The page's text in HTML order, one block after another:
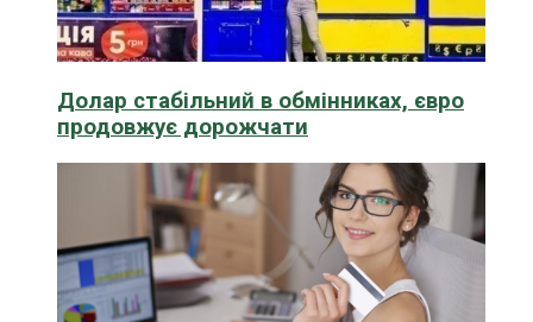
Долар стабільний в обмінниках, євро
продовжує дорожчати